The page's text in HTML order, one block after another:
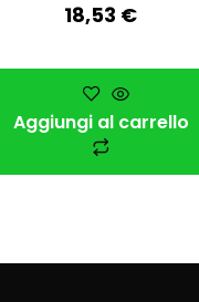
18,53 €
Aggiungi al carrello